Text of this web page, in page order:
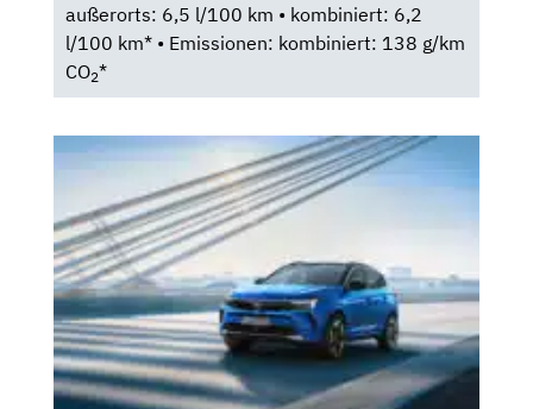
außerorts: 6,5 l/100 km • kombiniert: 6,2
l/100 km* • Emissionen: kombiniert: 138 g/km
CO2*